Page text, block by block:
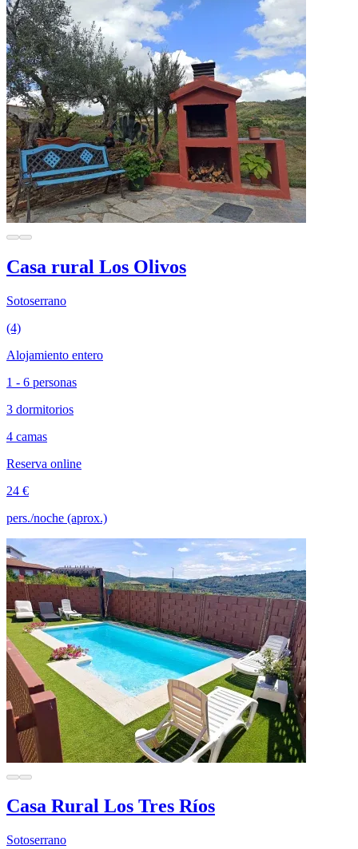
Casa rural Los Olivos
Sotoserrano
(4)
Alojamiento entero
1 - 6 personas
3 dormitorios
4 camas
Reserva online
24 €
pers./noche (aprox.)
Casa Rural Los Tres Ríos
Sotoserrano